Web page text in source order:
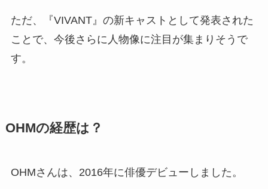
ただ、『VIVANT』の新キャストとして発表された
ことで、今後さらに人物像に注目が集まりそうで
す。
OHMの経歴は？
OHMさんは、2016年に俳優デビューしました。